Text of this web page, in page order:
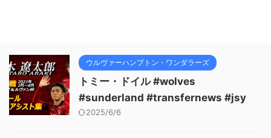
ウルヴァーハンプトン・ワンダラーズ
トミー・ドイル #wolves
#sunderland #transfernews #jsy
2025/6/6